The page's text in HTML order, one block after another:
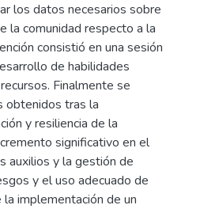
los datos necesarios sobre
la comunidad respecto a la
consistió en una sesión
de habilidades
Finalmente se
obtenidos tras la
y resiliencia de la
significativo en el
auxilios y la gestión de
y el uso adecuado de
implementación de un